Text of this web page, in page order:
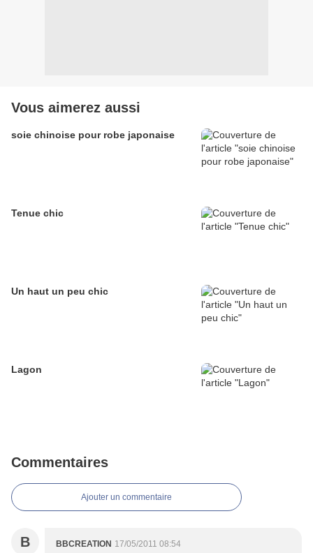
Vous aimerez aussi
soie chinoise pour robe japonaise
Tenue chic
Un haut un peu chic
Lagon
Commentaires
Ajouter un commentaire
B BBCREATION 17/05/2011 08:54